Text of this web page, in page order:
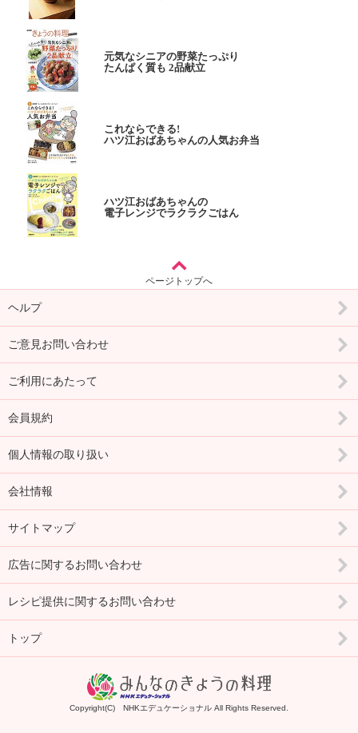
元気なシニアの野菜たっぷり
たんぱく質も 2品献立
これならできる!
ハツ江おばあちゃんの人気お弁当
ハツ江おばあちゃんの
電子レンジでラクラクごはん
ページトップへ
ヘルプ
ご意見お問い合わせ
ご利用にあたって
会員規約
個人情報の取り扱い
会社情報
サイトマップ
広告に関するお問い合わせ
レシピ提供に関するお問い合わせ
トップ
Copyright(C) NHKエデュケーショナル All Rights Reserved.